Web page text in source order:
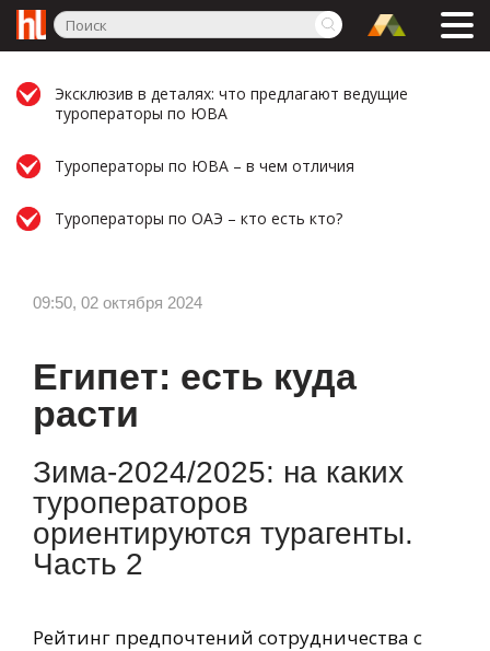
Эксклюзив в деталях: что предлагают ведущие
туроператоры по ЮВА
Туроператоры по ЮВА – в чем отличия
Туроператоры по ОАЭ – кто есть кто?
09:50, 02 октября 2024
Египет: есть куда
расти
Зима-2024/2025: на каких
туроператоров
ориентируются турагенты.
Часть 2
Рейтинг предпочтений сотрудничества с